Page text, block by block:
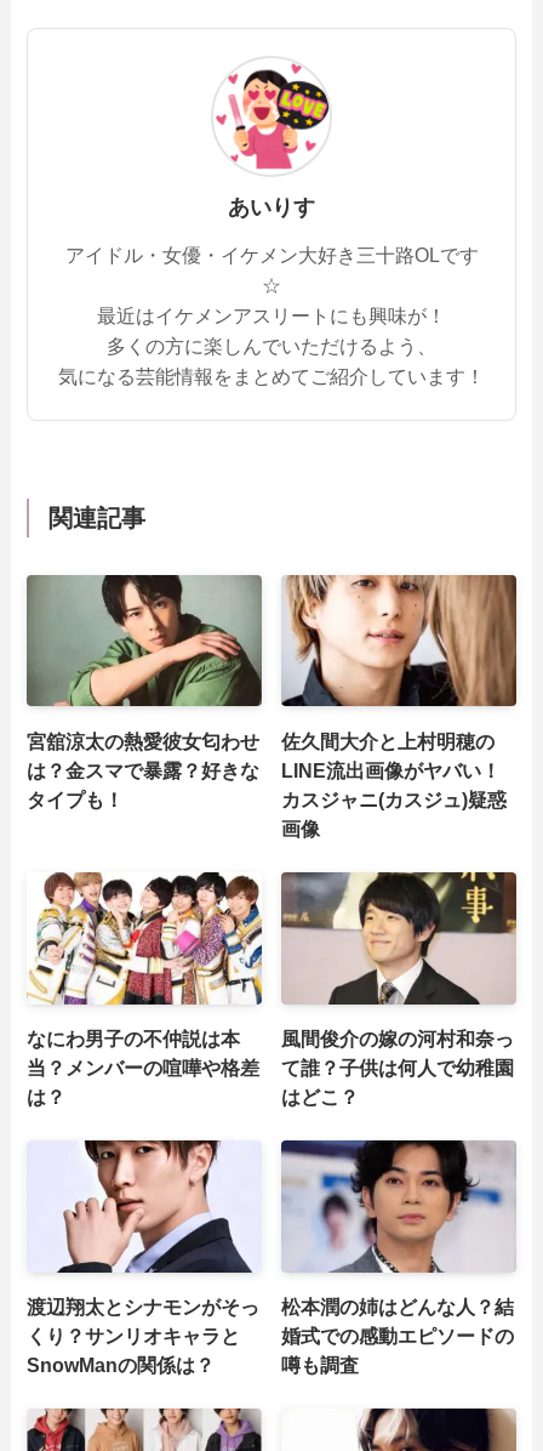
あいりす
アイドル・女優・イケメン大好き三十路OLです
☆
最近はイケメンアスリートにも興味が！
多くの方に楽しんでいただけるよう、
気になる芸能情報をまとめてご紹介しています！
関連記事
宮舘涼太の熱愛彼女匂わせ
は？金スマで暴露？好きな
タイプも！
佐久間大介と上村明穂の
LINE流出画像がヤバい！
カスジャニ(カスジュ)疑惑
画像
なにわ男子の不仲説は本
当？メンバーの喧嘩や格差
は？
風間俊介の嫁の河村和奈っ
て誰？子供は何人で幼稚園
はどこ？
渡辺翔太とシナモンがそっ
くり？サンリオキャラと
SnowManの関係は？
松本潤の姉はどんな人？結
婚式での感動エピソードの
噂も調査